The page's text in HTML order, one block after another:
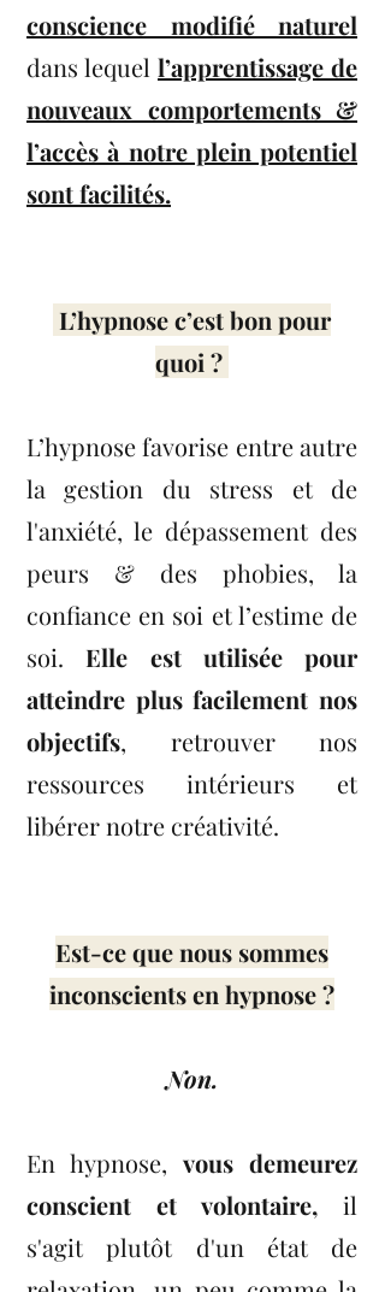
conscience modifié naturel
dans lequel l’apprentissage de
nouveaux comportements &
l’accès à notre plein potentiel
sont facilités.
L’hypnose c’est bon pour
quoi ?
L’hypnose favorise entre autre
la gestion du stress et de
l'anxiété, le dépassement des
peurs & des phobies, la
confiance en soi et l’estime de
soi. Elle est utilisée pour
atteindre plus facilement nos
objectifs, retrouver nos
ressources intérieurs et
libérer notre créativité.
Est-ce que nous sommes
inconscients en hypnose ?
Non.
En hypnose, vous demeurez
conscient et volontaire, il
s'agit plutôt d'un état de